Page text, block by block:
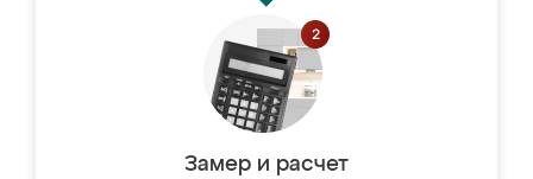
Замер и расчет